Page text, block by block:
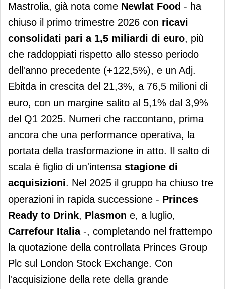
Mastrolia, già nota come Newlat Food - ha
chiuso il primo trimestre 2026 con ricavi
consolidati pari a 1,5 miliardi di euro, più
che raddoppiati rispetto allo stesso periodo
dell'anno precedente (+122,5%), e un Adj.
Ebitda in crescita del 21,3%, a 76,5 milioni di
euro, con un margine salito al 5,1% dal 3,9%
del Q1 2025. Numeri che raccontano, prima
ancora che una performance operativa, la
portata della trasformazione in atto. Il salto di
scala è figlio di un'intensa stagione di
acquisizioni. Nel 2025 il gruppo ha chiuso tre
operazioni in rapida successione - Princes
Ready to Drink, Plasmon e, a luglio,
Carrefour Italia-, completando nel frattempo
la quotazione della controllata Princes Group
Plc sul London Stock Exchange. Con
l'acquisizione della rete della grande